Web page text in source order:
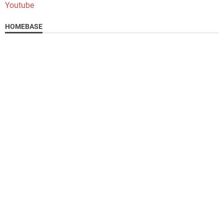
Youtube
HOMEBASE